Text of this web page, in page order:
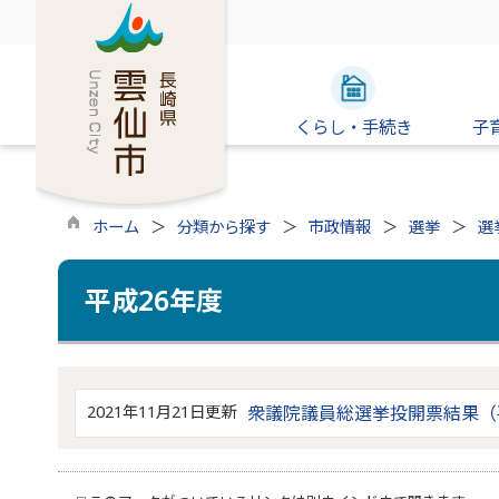
くらし・手続き 子
ホーム 分類から探す 市政情報 選挙 選
平成26年度
2021年11月21日更新 衆議院議員総選挙投開票結果